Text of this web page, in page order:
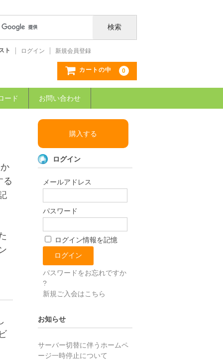
ト ログイン 新規会員登録
カートの中 0
ード お問い合わせ
る
購入する
ログイン
メールアドレス
パスワード
ログイン情報を記憶
パスワードをお忘れですか
?
新規ご入会はこちら
お知らせ
サーバー切替に伴うホームペ
ージ一時停止について